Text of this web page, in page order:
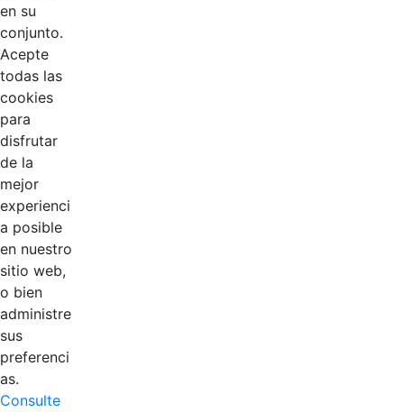
en su
conjunto.
Acepte
todas las
cookies
para
disfrutar
de la
mejor
experienci
a posible
en nuestro
sitio web,
o bien
administre
sus
preferenci
as.
Consulte